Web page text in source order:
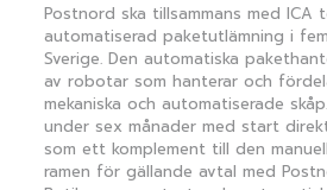
Postnord ska tillsammans med ICA
automatiserad paketutlämning i
Sverige. Den automatiska
av robotar som hanterar och
mekaniska och automatiserade
under sex månader med start
som ett komplement till den
ramen för gällande avtal med